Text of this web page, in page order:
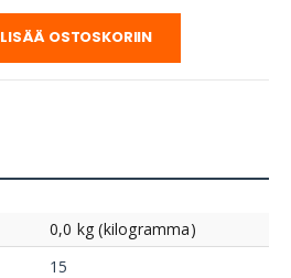
LISÄÄ OSTOSKORIIN
0,0 kg (kilogramma)
15